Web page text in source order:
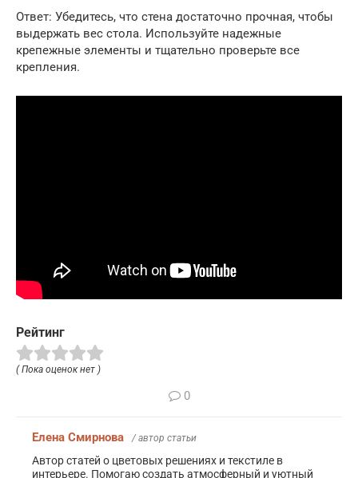
Ответ: Убедитесь, что стена достаточно прочная, чтобы
выдержать вес стола. Используйте надежные
крепежные элементы и тщательно проверьте все
крепления.
Рейтинг
( Пока оценок нет )
0
Елена Смирнова / автор статьи
Автор статей о цветовых решениях и текстиле в
интерьере. Помогаю создать атмосферный и уютный